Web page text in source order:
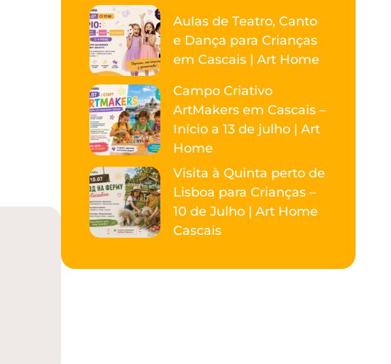
Aulas de Teatro, Canto
e Dança para Crianças
em Cascais | Art Home
Campo Criativo
ArtMakers em Cascais –
Início a 13 de julho | Art
Home
Visita à Quinta perto de
Lisboa para Crianças –
10 de Julho | Art Home
Cascais